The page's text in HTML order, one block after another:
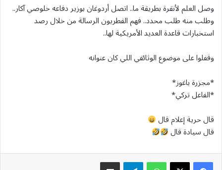
وصل العلم لأنقرة بطريقة ما.. اتصل أردوغان بوزير دفاعه خلوصي آكار..
وطلب منه طلب محدد.. فهم القطريون الرسالة من خلال رصد
استخبارات قاعدة العديد الأمريكية لها..
وقفلوا على موضوع الوثائقي اللي كان عنوانه
*مجزرة باغوز*
*الفاعل تركي*
قال حرية إعلام قال
قال سيادة قال
واتسابتيلقرام مشاركة عبر البريد